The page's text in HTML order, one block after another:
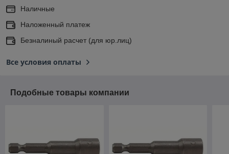
Наличные
Наложенный платеж
Безналиный расчет (для юр.лиц)
Все условия оплаты
Подобные товары компании